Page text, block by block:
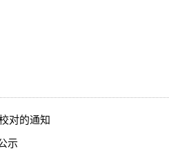
对的通知
示